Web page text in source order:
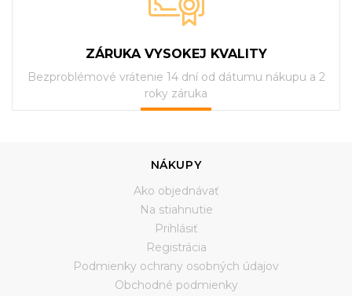
ZÁRUKA VYSOKEJ KVALITY
Bezproblémové vrátenie 14 dní od dátumu nákupu a 2
roky záruka
NÁKUPY
Ako objednávať
Na stiahnutie
Prihlásiť
Registrácia
Podmienky ochrany osobných údajov
Obchodné podmienky